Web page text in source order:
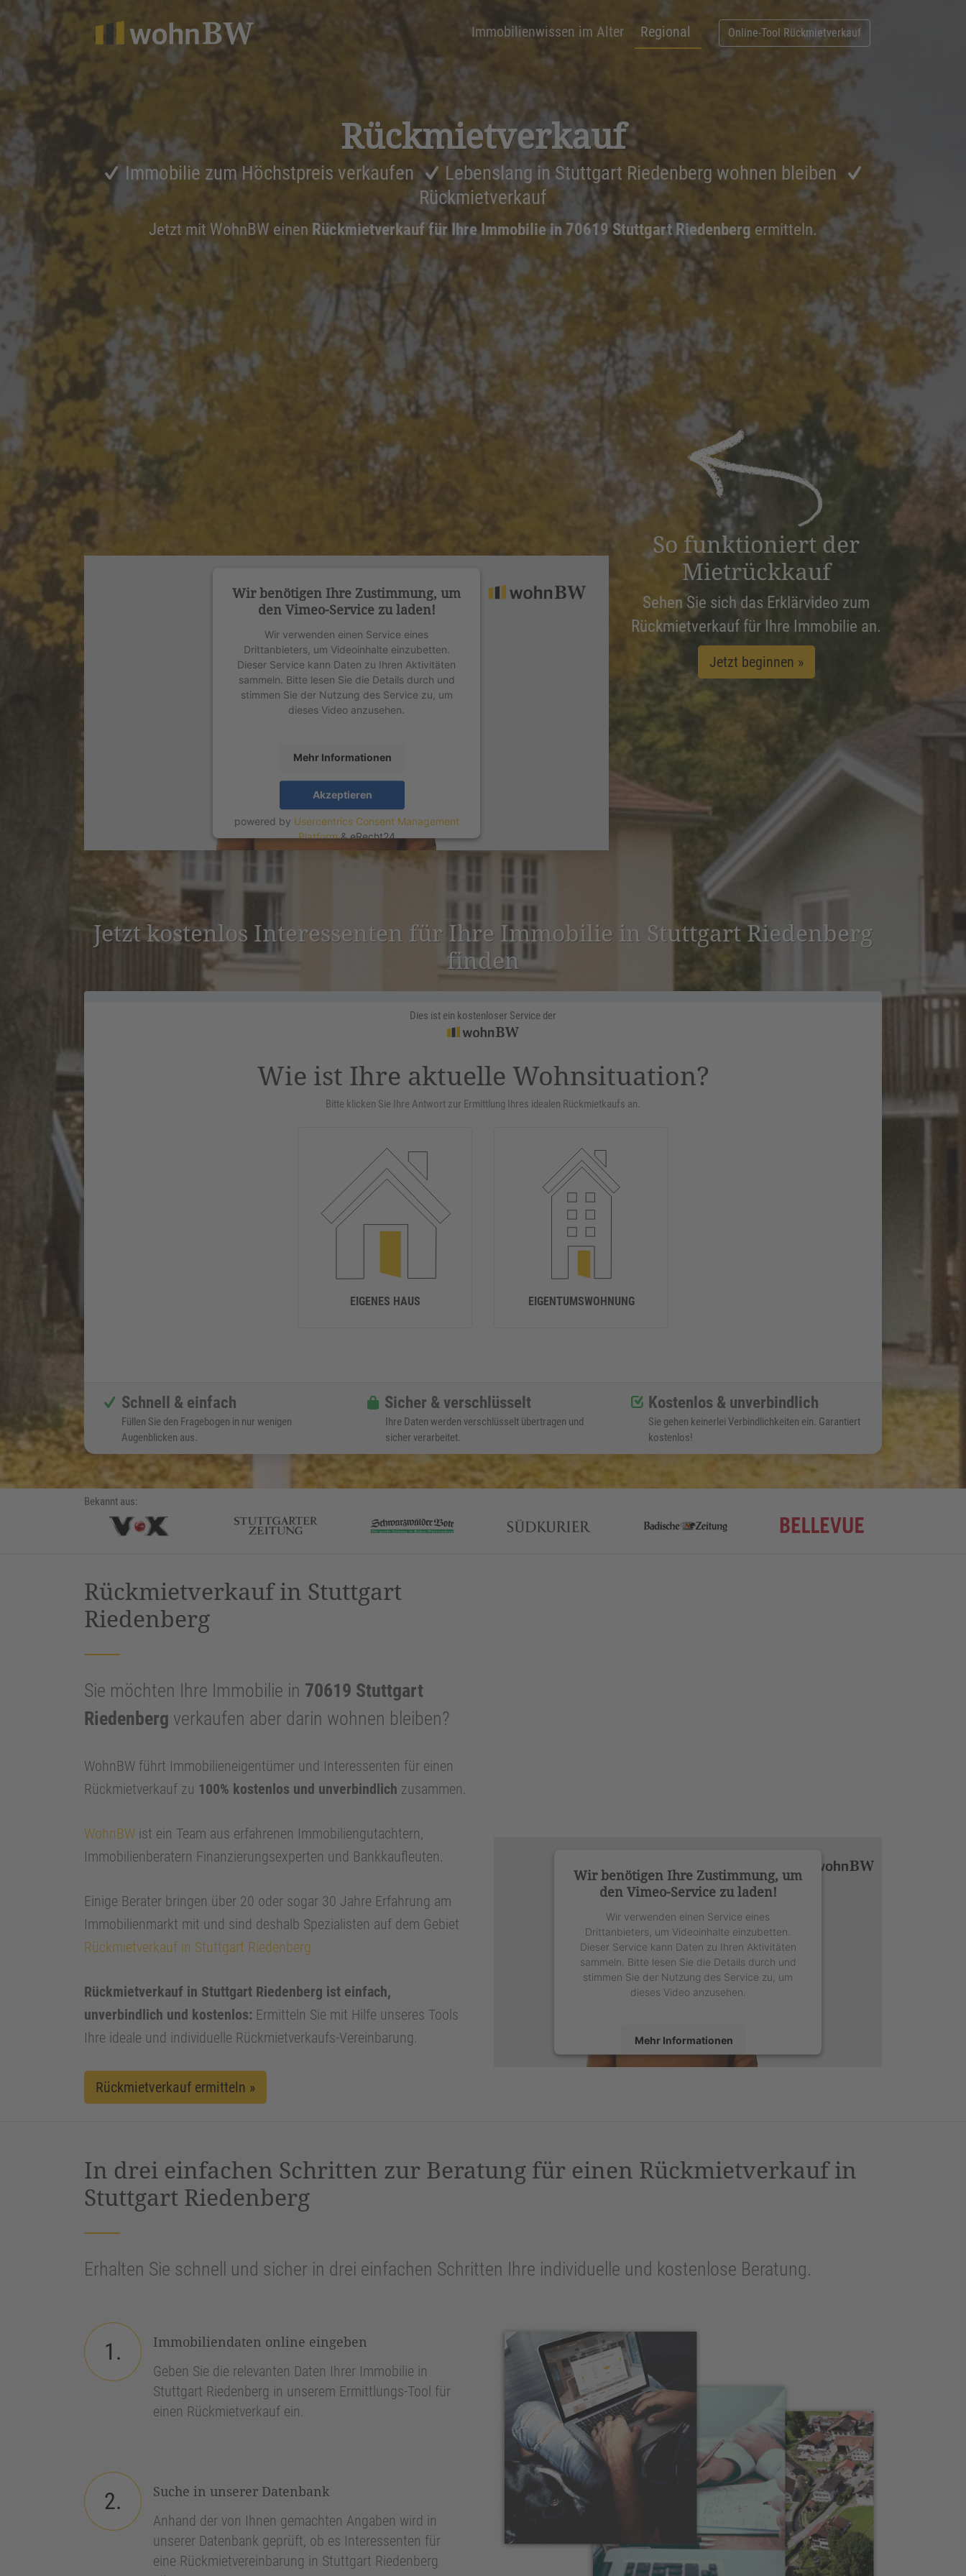
Immobilienwissen im Alter Regional Online-Tool Rückmietverkauf
Rückmiet­ver­kauf
Immobilie zum Höchstpreis verkaufen
Lebenslang in Stuttgart Riedenberg wohnen bleiben
Rückmietverkauf
Jetzt mit WohnBW einen Rückmietverkauf für Ihre Immobilie in 70619 Stuttgart Riedenberg ermitteln.
Wir benötigen Ihre Zustimmung, um
den Vimeo-Service zu laden!
Wir verwenden einen Service eines
Drittanbieters, um Videoinhalte einzubetten.
Dieser Service kann Daten zu Ihren Aktivitäten
sammeln. Bitte lesen Sie die Details durch und
stimmen Sie der Nutzung des Service zu, um
dieses Video anzusehen.
Mehr Informationen
Akzeptieren
powered by Usercentrics Consent Management
Platform&eRecht24
So funktioniert der
Mietrückkauf
Sehen Sie sich das Erklärvideo zum
Rückmietverkauf für Ihre Immobilie an.
Jetzt beginnen »
Jetzt kostenlos Inter­es­senten für Ihre Immobilie in Stuttgart Rieden­berg
finden
Dies ist ein kostenloser Service der
Wie ist Ihre aktuelle Wohnsituation?
Bitte klicken Sie Ihre Antwort zur Ermittlung Ihres idealen Rückmietkaufs an.
EIGENES HAUS EIGENTUMSWOHNUNG
Schnell & einfach
Füllen Sie den Fragebogen in nur wenigen
Augenblicken aus.
Sicher & verschlüsselt
Ihre Daten werden verschlüsselt übertragen und
sicher verarbeitet.
Kostenlos & unverbindlich
Sie gehen keinerlei Verbindlichkeiten ein. Garantiert
kostenlos!
Bekannt aus:
Rückmietverkauf in Stuttgart
Riedenberg
Sie möchten Ihre Immobilie in 70619 Stuttgart
Riedenberg verkaufen aber darin wohnen bleiben?
WohnBW führt Immobilieneigentümer und Interessenten für einen
Rückmietverkauf zu 100% kostenlos und unverbindlich zusammen.
WohnBW ist ein Team aus erfahrenen Immobiliengutachtern,
Immobilienberatern Finanzierungsexperten und Bankkaufleuten.
Einige Berater bringen über 20 oder sogar 30 Jahre Erfahrung am
Immobilienmarkt mit und sind deshalb Spezialisten auf dem Gebiet
Rückmietverkauf in Stuttgart Riedenberg
Rückmietverkauf in Stuttgart Riedenberg ist einfach,
unverbindlich und kostenlos: Ermitteln Sie mit Hilfe unseres Tools
Ihre ideale und individuelle Rückmietverkaufs-Vereinbarung.
Rückmietverkauf ermitteln »
Wir benötigen Ihre Zustimmung, um
den Vimeo-Service zu laden!
Wir verwenden einen Service eines
Drittanbieters, um Videoinhalte einzubetten.
Dieser Service kann Daten zu Ihren Aktivitäten
sammeln. Bitte lesen Sie die Details durch und
stimmen Sie der Nutzung des Service zu, um
dieses Video anzusehen.
Mehr Informationen
In drei einfachen Schritten zur Beratung für einen Rückmietverkauf in
Stuttgart Riedenberg
Erhalten Sie schnell und sicher in drei einfachen Schritten Ihre individuelle und kostenlose Beratung.
1.
Immobiliendaten online eingeben
Geben Sie die relevanten Daten Ihrer Immobilie in
Stuttgart Riedenberg in unserem Ermittlungs-Tool für
einen Rückmietverkauf ein.
2.
Suche in unserer Datenbank
Anhand der von Ihnen gemachten Angaben wird in
unserer Datenbank geprüft, ob es Interessenten für
eine Rückmietvereinbarung in Stuttgart Riedenberg